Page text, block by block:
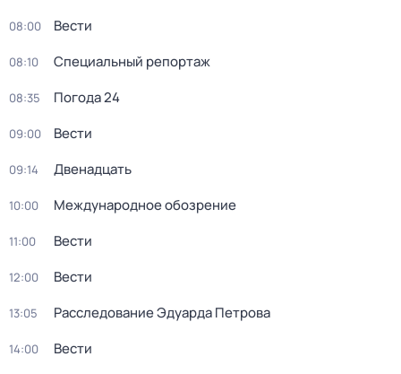
08:00 Вести
08:10 Специальный репортаж
08:35 Погода 24
09:00 Вести
09:14 Двенадцать
10:00 Международное обозрение
11:00 Вести
12:00 Вести
13:05 Расследование Эдуарда Петрова
14:00 Вести